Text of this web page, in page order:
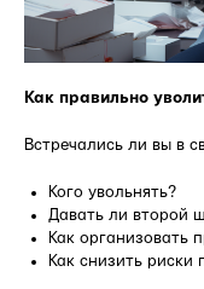
Как правильно
Встречались ли вы в
Кого увольнять?
Давать ли второй
Как организовать
Как снизить риски